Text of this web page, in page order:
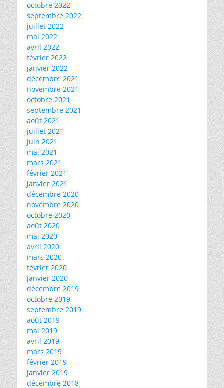
octobre 2022
septembre 2022
juillet 2022
mai 2022
avril 2022
février 2022
janvier 2022
décembre 2021
novembre 2021
octobre 2021
septembre 2021
août 2021
juillet 2021
juin 2021
mai 2021
mars 2021
février 2021
janvier 2021
décembre 2020
novembre 2020
octobre 2020
août 2020
mai 2020
avril 2020
mars 2020
février 2020
janvier 2020
décembre 2019
octobre 2019
septembre 2019
août 2019
mai 2019
avril 2019
mars 2019
février 2019
janvier 2019
décembre 2018